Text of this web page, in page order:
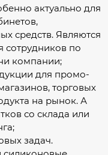
актуально для
средств. Являются
по
компании;
для промо-
торговых
на рынок. А
со склада или
задач.